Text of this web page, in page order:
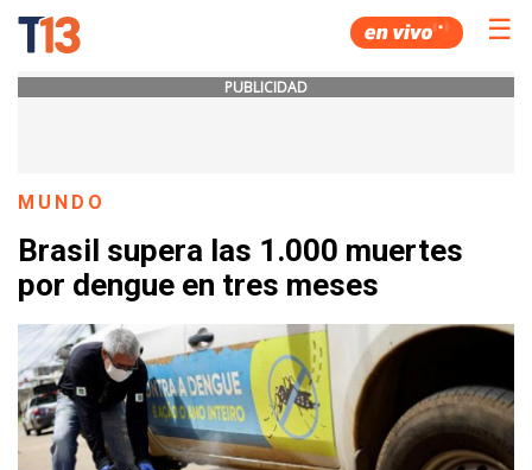
☰
PUBLICIDAD
MUNDO
Brasil supera las 1.000 muertes
por dengue en tres meses